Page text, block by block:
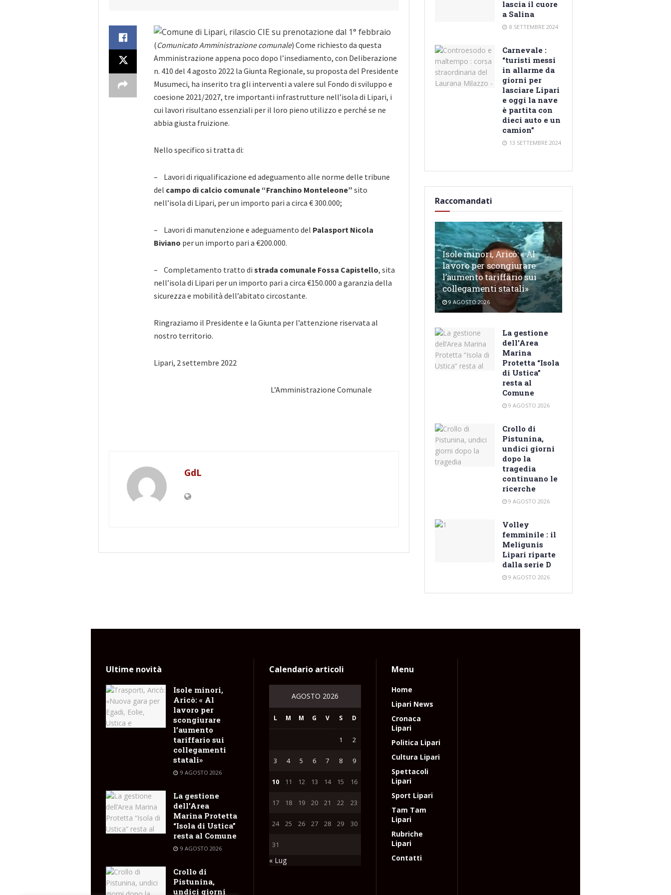
(Comunicato Amministrazione comunale) Come richiesto da questa
Amministrazione appena poco dopo l’insediamento, con Deliberazione
n. 410 del 4 agosto 2022 la Giunta Regionale, su proposta del Presidente
Musumeci, ha inserito tra gli interventi a valere sul Fondo di sviluppo e
coesione 2021/2027, tre importanti infrastrutture nell’isola di Lipari, i
cui lavori risultano essenziali per il loro pieno utilizzo e perché se ne
abbia giusta fruizione.
Nello specifico si tratta di:
– Lavori di riqualificazione ed adeguamento alle norme delle tribune
del campo di calcio comunale “Franchino Monteleone” sito
nell’isola di Lipari, per un importo pari a circa € 300.000;
– Lavori di manutenzione e adeguamento del Palasport Nicola
Biviano per un importo pari a €200.000.
– Completamento tratto di strada comunale Fossa Capistello, sita
nell’isola di Lipari per un importo pari a circa €150.000 a garanzia della
sicurezza e mobilità dell’abitato circostante.
Ringraziamo il Presidente e la Giunta per l’attenzione riservata al
nostro territorio.
Lipari, 2 settembre 2022
L’Amministrazione Comunale
GdL
lascia il cuore
a Salina
8 SETTEMBRE 2024
Carnevale :
“turisti messi
in allarme da
giorni per
lasciare Lipari
e oggi la nave
è partita con
dieci auto e un
camion”
13 SETTEMBRE 2024
Raccomandati
Isole minori, Aricò: « Al
lavoro per scongiurare
l’aumento tariffario sui
collegamenti statali»
9 AGOSTO 2026
La gestione
dell’Area
Marina
Protetta “Isola
di Ustica”
resta al
Comune
9 AGOSTO 2026
Crollo di
Pistunina,
undici giorni
dopo la
tragedia
continuano le
ricerche
9 AGOSTO 2026
Volley
femminile : il
Meligunis
Lipari riparte
dalla serie D
9 AGOSTO 2026
Ultime novità
Isole minori,
Aricò: « Al
lavoro per
scongiurare
l’aumento
tariffario sui
collegamenti
statali»
9 AGOSTO 2026
La gestione
dell’Area
Marina Protetta
“Isola di Ustica”
resta al Comune
9 AGOSTO 2026
Crollo di
Pistunina,
undici giorni
Calendario articoli
AGOSTO 2026
L M M G V S D
1 2
3 4 5 6 7 8 9
10 11 12 13 14 15 16
17 18 19 20 21 22 23
24 25 26 27 28 29 30
31
« Lug
Menu
Home
Lipari News
Cronaca
Lipari
Politica Lipari
Cultura Lipari
Spettacoli
Lipari
Sport Lipari
Tam Tam
Lipari
Rubriche
Lipari
Contatti